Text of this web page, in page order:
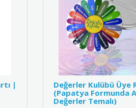
|
Değerler Kulübü Üye
(Papatya Formunda
Değerler Temalı)